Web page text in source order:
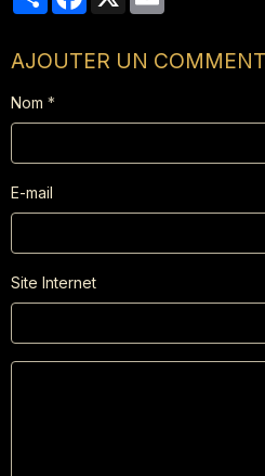
AJOUTER UN
Nom
E-mail
Site Internet